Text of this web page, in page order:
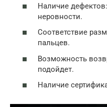
Наличие
неровности.
Соответствие
пальцев.
Возможность
подойдет.
Наличие